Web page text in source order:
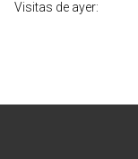
Visitas de ayer: